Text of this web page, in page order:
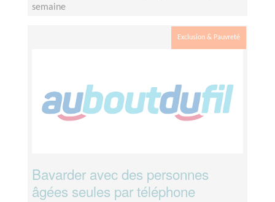
semaine
Exclusion & Pauvreté
Bavarder avec des personnes
âgées seules par téléphone